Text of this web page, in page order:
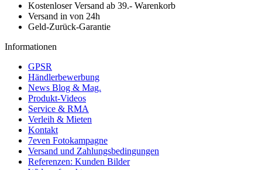
Kostenloser Versand ab 39.- Warenkorb
Versand in von 24h
Geld-Zurück-Garantie
Informationen
GPSR
Händlerbewerbung
News Blog & Mag.
Produkt-Videos
Service & RMA
Verleih & Mieten
Kontakt
7even Fotokampagne
Versand und Zahlungsbedingungen
Referenzen: Kunden Bilder